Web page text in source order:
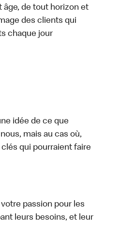
âge, de tout horizon et
des clients qui
chaque jour
idée de ce que
mais au cas où,
qui pourraient faire
passion pour les
leurs besoins, et leur